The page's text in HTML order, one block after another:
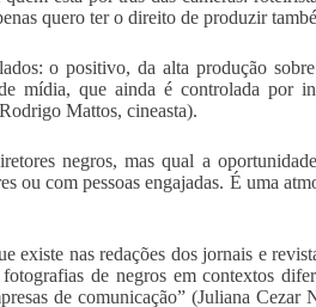
quero ter o direito de produzir
o positivo, da alta produção
mídia, que ainda é controlada por
Mattos, cineasta).
negros, mas qual a
ou com pessoas engajadas. É uma
existe nas redações dos jornais e
de negros em contextos
de comunicação” (Juliana Cezar